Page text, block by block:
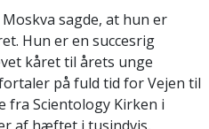
sagde, at hun er
Hun er en succesrig
kåret til årets unge
på fuld tid for Vejen til
fra Scientology Kirken i